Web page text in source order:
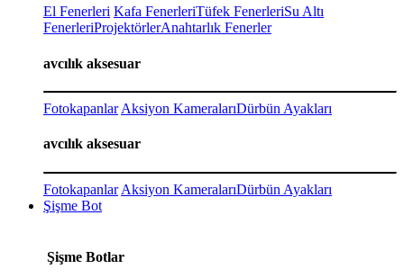
El Fenerleri Kafa FenerleriTüfek FenerleriSu Altı
FenerleriProjektörlerAnahtarlık Fenerler
avcılık aksesuar
Fotokapanlar Aksiyon KameralarıDürbün Ayakları
avcılık aksesuar
Fotokapanlar Aksiyon KameralarıDürbün Ayakları
Şişme Bot
Şişme Botlar